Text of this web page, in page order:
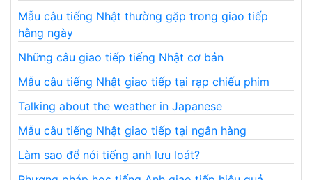
Mẫu câu tiếng Nhật thường gặp trong giao tiếp
hằng ngày
Những câu giao tiếp tiếng Nhật cơ bản
Mẫu câu tiếng Nhật giao tiếp tại rạp chiếu phim
Talking about the weather in Japanese
Mẫu câu tiếng Nhật giao tiếp tại ngân hàng
Làm sao để nói tiếng anh lưu loát?